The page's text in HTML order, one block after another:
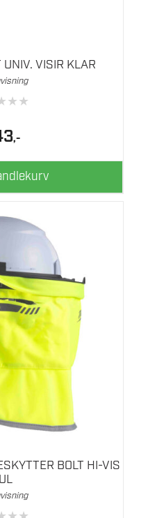
UNIV. VISIR KLAR
★★
,-
BOLT HI-VIS